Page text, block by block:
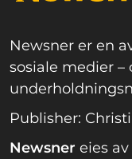
Newsner er en
sosiale medier
Publisher:
Newsner eies av